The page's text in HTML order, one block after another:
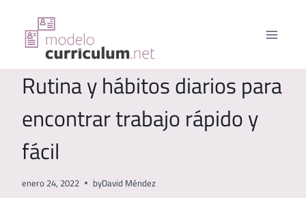
contenido
Rutina y hábitos diarios para
encontrar trabajo rápido y
fácil
enero 24, 2022 byDavid Méndez